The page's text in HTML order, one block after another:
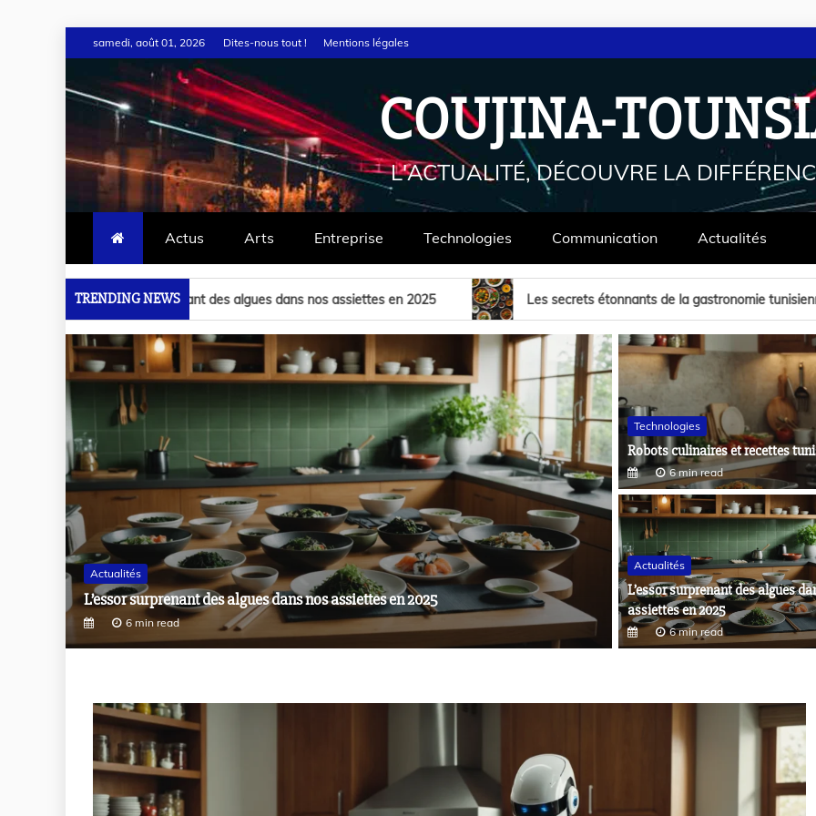
samedi, août 01, 2026 Dites-nous tout ! Mentions légales
COUJINA-
L'ACTUALITÉ, DÉCOUVRE LA
Actus Arts Entreprise Technologies Communication Actualités
TRENDING NEWS
algues dans nos assiettes en 2025 Les secrets étonnants de la gastronomie tunisienne moderne
Arts
Les secrets étonnants de la gastronomie tunisienne moderne
7 min read
Non classé
Recettes tunisiennes
13 min read
Technologies
Robots culinaires et recettes
6 min read
Actualités
L’essor surprenant des algues
assiettes en 2025
6 min read